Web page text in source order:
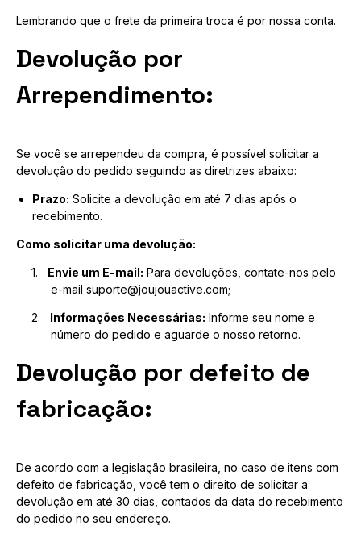
Lembrando que o frete da primeira troca é por nossa conta.
Devolução por
Arrependimento:
Se você se arrependeu da compra, é possível solicitar a
devolução do pedido seguindo as diretrizes abaixo:
Prazo: Solicite a devolução em até 7 dias após o
recebimento.
Como solicitar uma devolução:
1. Envie um E-mail: Para devoluções, contate-nos pelo
e-mail suporte@joujouactive.com;
2. Informações Necessárias: Informe seu nome e
número do pedido e aguarde o nosso retorno.
Devolução por defeito de
fabricação:
De acordo com a legislação brasileira, no caso de itens com
defeito de fabricação, você tem o direito de solicitar a
devolução em até 30 dias, contados da data do recebimento
do pedido no seu endereço.